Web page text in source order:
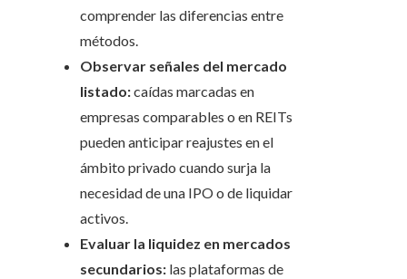
comprender las diferencias entre
métodos.
Observar señales del mercado
listado:caídas marcadas en
empresas comparables o en REITs
pueden anticipar reajustes en el
ámbito privado cuando surja la
necesidad de una IPO o de liquidar
activos.
Evaluar la liquidez en mercados
secundarios: las plataformas de